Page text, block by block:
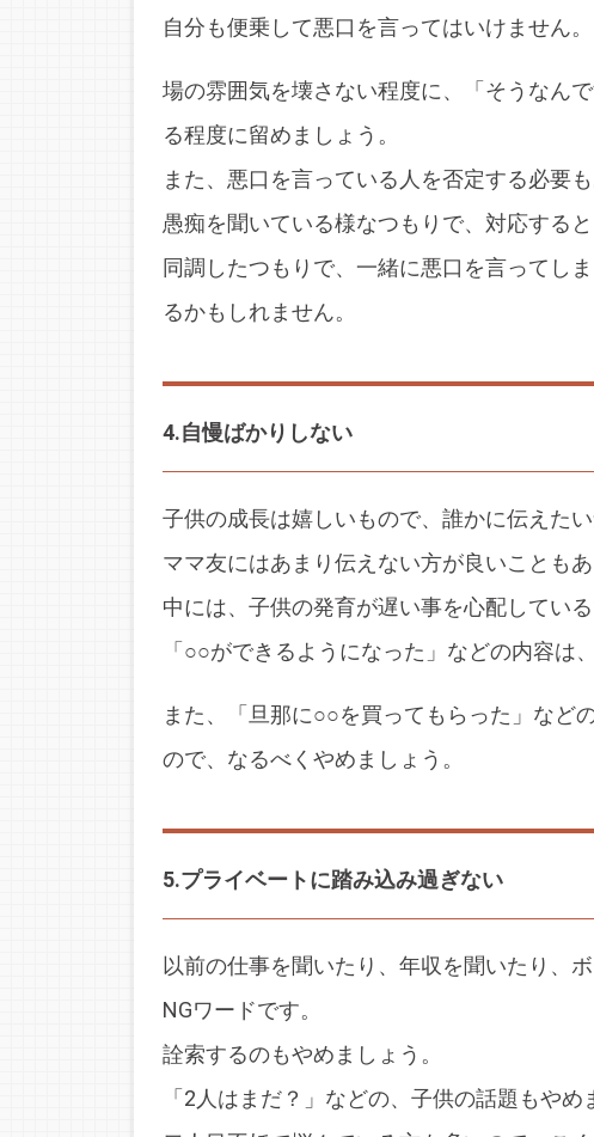
自分も便乗して悪口を言ってはいけません。
場の雰囲気を壊さない程度に、「そうなん
る程度に留めましょう。
また、悪口を言っている人を否定する必要も
愚痴を聞いている様なつもりで、対応すると
同調したつもりで、一緒に悪口を言ってし
るかもしれません。
4.自慢ばかりしない
子供の成長は嬉しいもので、誰かに伝えた
ママ友にはあまり伝えない方が良いこともあ
中には、子供の発育が遅い事を心配してい
「○○ができるようになった」などの内容は
また、「旦那に○○を買ってもらった」など
ので、なるべくやめましょう。
5.プライベートに踏み込み過ぎない
以前の仕事を聞いたり、年収を聞いたり、
NGワードです。
詮索するのもやめましょう。
「2人はまだ？」などの、子供の話題もやめ